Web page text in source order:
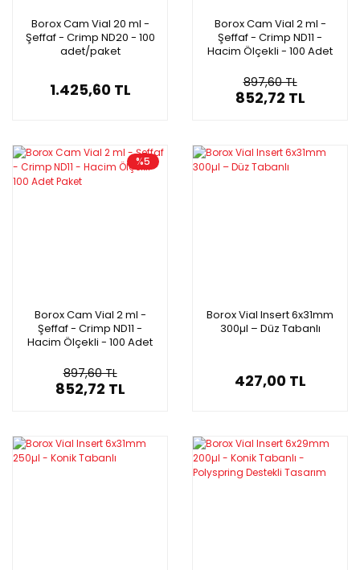
Borox Cam Vial 20 ml -
Şeffaf - Crimp ND20 - 100
adet/paket
1.425,60 TL
Borox Cam Vial 2 ml -
Şeffaf - Crimp ND11 -
Hacim Ölçekli - 100 Adet
897,60 TL
852,72 TL
%5
Borox Cam Vial 2 ml -
Şeffaf - Crimp ND11 -
Hacim Ölçekli - 100 Adet
897,60 TL
852,72 TL
Borox Vial Insert 6x31mm
300µl – Düz Tabanlı
427,00 TL